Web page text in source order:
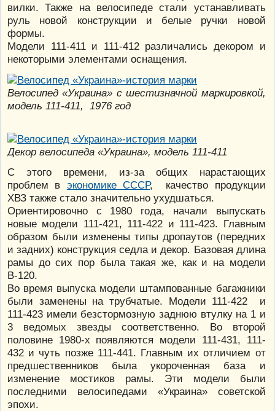
вилки. Также на велосипеде стали устанавливать
руль новой конструкции и белые ручки новой
формы.
Модели 111-411 и 111-412 различались декором и
некоторыми элементами оснащения.
Велосипед «Украина» с шестизначной маркировкой,
модель 111-411, 1976 год
Декор велосипеда «Украина», модель 111-411
С этого времени, из-за общих нарастающих
проблем в экономике СССР, качество продукции
ХВЗ также стало значительно ухудшаться.
Ориентировочно с 1980 года, начали выпускать
новые модели 111-421, 111-422 и 111-423. Главным
образом были изменены типы дропаутов (передних
и задних) конструкция седла и декор. Базовая длина
рамы до сих пор была такая же, как и на модели
В-120.
Во время выпуска модели штампованные багажники
были заменены на трубчатые. Модели 111-422 и
111-423 имели безстормозную заднюю втулку на 1 и
3 ведомых звезды соответственно. Во второй
половине 1980-х появляются модели 111-431, 111-
432 и чуть позже 111-441. Главным их отличием от
предшественников была укороченная база и
изменение мостиков рамы. Эти модели были
последними велосипедами «Украина» советской
эпохи.